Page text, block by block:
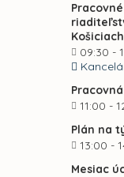
09:30 -
11:00 -
Plán na
13:00 -
Mesiac